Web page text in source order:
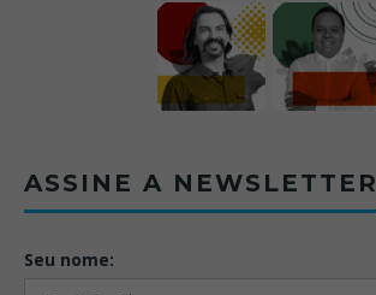
ASSINE A NEWSLETTER
Seu nome: